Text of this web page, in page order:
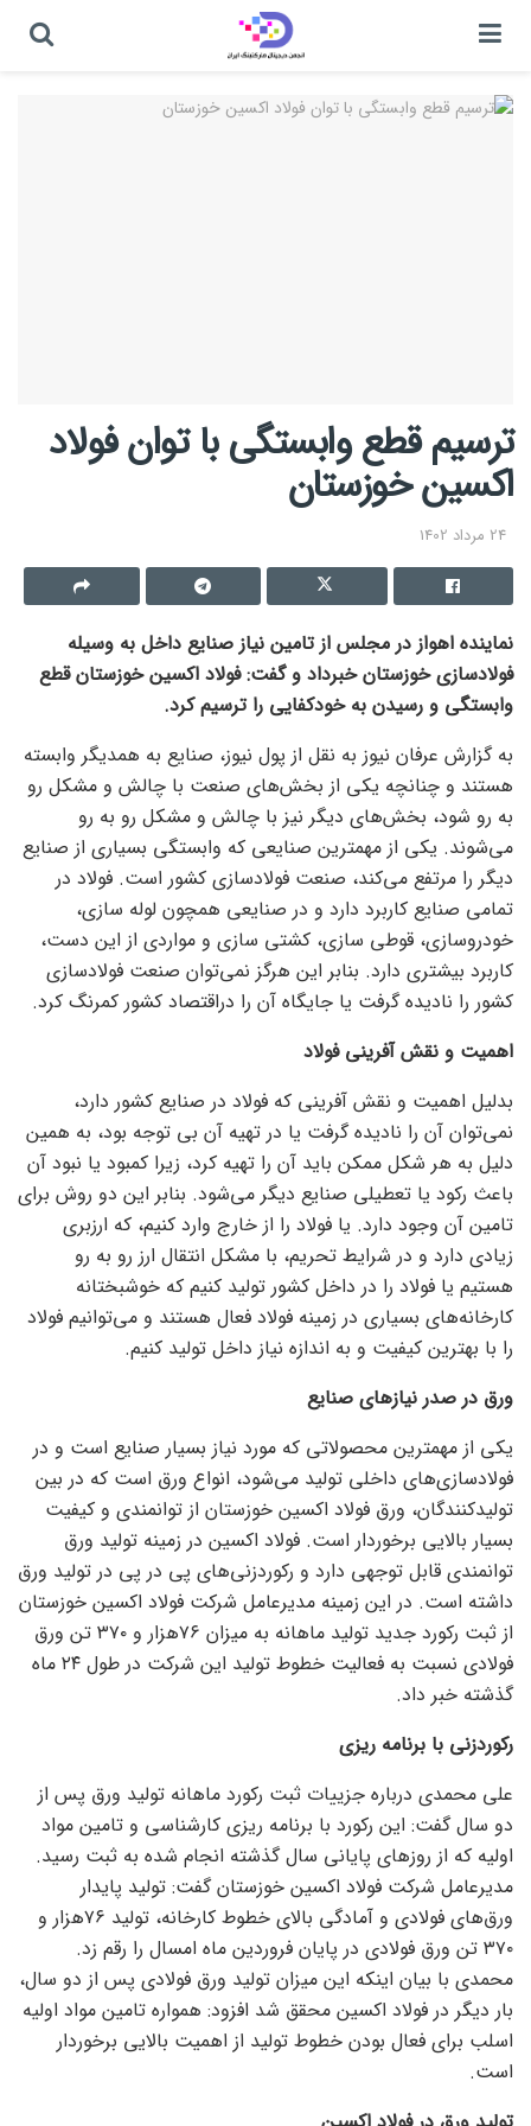
ترسیم قطع وابستگی با توان فولاد
اکسین خوزستان
24 مرداد 1402
نماینده اهواز در مجلس از تامین نیاز صنایع داخل به وسیله
فولادسازی خوزستان خبرداد و گفت: فولاد اکسین خوزستان قطع
وابستگی و رسیدن به خودکفایی را ترسیم کرد.
به گزارش عرفان نیوز به نقل از پول نیوز، صنایع به همدیگر وابسته
هستند و چنانچه یکی از بخش‌های صنعت با چالش و مشکل رو
به رو شود، بخش‌های دیگر نیز با چالش و مشکل رو به رو
می‌شوند. یکی از مهمترین صنایعی که وابستگی بسیاری از صنایع
دیگر را مرتفع می‌کند، صنعت فولادسازی کشور است. فولاد در
تمامی صنایع کاربرد دارد و در صنایعی همچون لوله سازی،
خودروسازی، قوطی سازی، کشتی سازی و مواردی از این دست،
کاربرد بیشتری دارد. بنابر این هرگز نمی‌توان صنعت فولادسازی
کشور را نادیده گرفت یا جایگاه آن را دراقتصاد کشور کمرنگ کرد.
اهمیت و نقش آفرینی فولاد
بدلیل اهمیت و نقش آفرینی که فولاد در صنایع کشور دارد،
نمی‌توان آن را نادیده گرفت یا در تهیه آن بی توجه بود، به همین
دلیل به هر شکل ممکن باید آن را تهیه کرد، زیرا کمبود یا نبود آن
باعث رکود یا تعطیلی صنایع دیگر می‌شود. بنابر این دو روش برای
تامین آن وجود دارد. یا فولاد را از خارج وارد کنیم، که ارزبری
زیادی دارد و در شرایط تحریم، با مشکل انتقال ارز رو به رو
هستیم یا فولاد را در داخل کشور تولید کنیم که خوشبختانه
کارخانه‌های بسیاری در زمینه فولاد فعال هستند و می‌توانیم فولاد
را با بهترین کیفیت و به اندازه نیاز داخل تولید کنیم.
ورق در صدر نیاز‌های صنایع
یکی از مهمترین محصولاتی که مورد نیاز بسیار صنایع است و در
فولادسازی‌های داخلی تولید می‌شود، انواع ورق است که در بین
تولیدکنندگان، ورق فولاد اکسین خوزستان از توانمندی و کیفیت
بسیار بالایی برخوردار است. فولاد اکسین در زمینه تولید ورق
توانمندی قابل توجهی دارد و رکوردزنی‌های پی در پی در تولید ورق
داشته است. در این زمینه مدیرعامل شرکت فولاد اکسین خوزستان
از ثبت رکورد جدید تولید ماهانه به میزان ۷۶‌هزار و ۳۷۰ تن ورق
فولادی نسبت به فعالیت خطوط تولید این شرکت در طول ۲۴ ماه
گذشته خبر داد.
رکوردزنی با برنامه ریزی
علی محمدی درباره جزییات ثبت رکورد ماهانه تولید ورق پس از
دو سال گفت: این رکورد با برنامه ریزی کارشناسی و تامین مواد
اولیه که از روز‌های پایانی سال گذشته انجام شده به ثبت رسید.
مدیرعامل شرکت فولاد اکسین خوزستان گفت: تولید پایدار
ورق‌های فولادی و آمادگی بالای خطوط کارخانه، تولید ۷۶‌هزار و
۳۷۰ تن ورق فولادی در پایان فروردین ماه امسال را رقم زد.
محمدی با بیان اینکه این میزان تولید ورق فولادی پس از دو سال،
بار دیگر در فولاد اکسین محقق شد افزود: همواره تامین مواد اولیه
اسلب برای فعال بودن خطوط تولید از اهمیت بالایی برخوردار
است.